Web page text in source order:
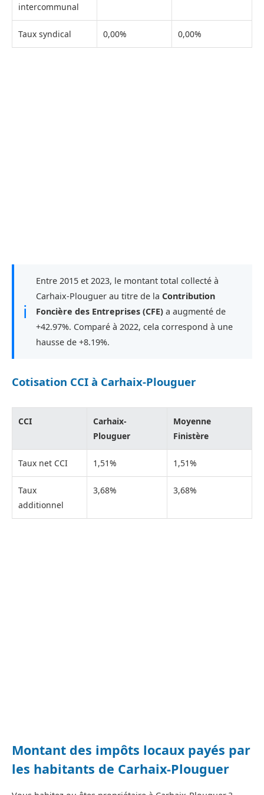
intercommunal
Taux syndical 0,00% 0,00%
ℹ
Entre 2015 et 2023, le montant total collecté à
Carhaix-Plouguer au titre de la Contribution
Foncière des Entreprises (CFE) a augmenté de
+42.97%. Comparé à 2022, cela correspond à une
hausse de +8.19%.
Cotisation CCI à Carhaix-Plouguer
CCI
Carhaix-
Plouguer
Moyenne
Finistère
Taux net CCI 1,51% 1,51%
Taux
additionnel
3,68% 3,68%
Montant des impôts locaux payés par
les habitants de Carhaix-Plouguer